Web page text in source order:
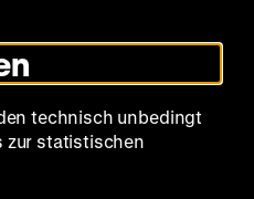
Über uns
technisch unbedingt
zur statistischen